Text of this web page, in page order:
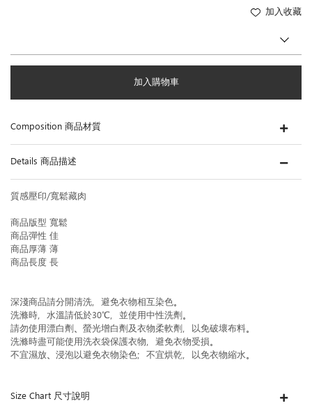
加入收藏
加入購物車
Composition 商品材質
Details 商品描述
質感壓印/寬鬆藏肉
商品版型 寬鬆
商品彈性 佳
商品厚薄 薄
商品長度 長
深淺商品請分開清洗，避免衣物相互染色。
洗滌時，水溫請低於30℃，並使用中性洗劑。
請勿使用漂白劑、螢光增白劑及衣物柔軟劑，以免破壞布料。
洗滌時盡可能使用洗衣袋保護衣物，避免衣物受損。
不宜濕放、浸泡以避免衣物染色；不宜烘乾，以免衣物縮水。
Size Chart 尺寸說明